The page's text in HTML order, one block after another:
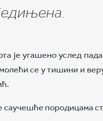
је угашено услед
се у тишини и
саучешће породицама